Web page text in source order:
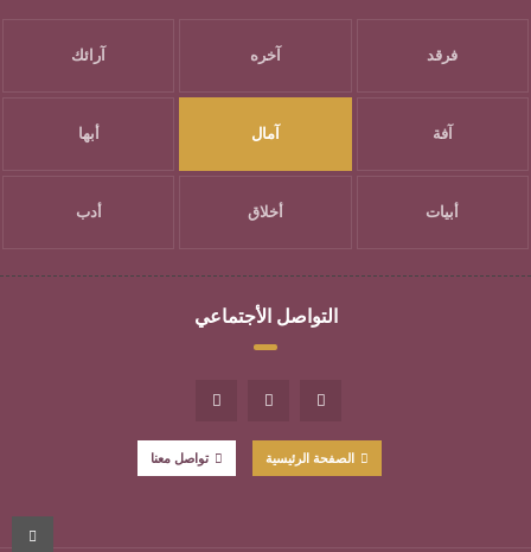
فرقد آخره آرائك
آفة آمال أبها
أبيات أخلاق أدب
التواصل الأجتماعي
الصفحة الرئيسية تواصل معنا